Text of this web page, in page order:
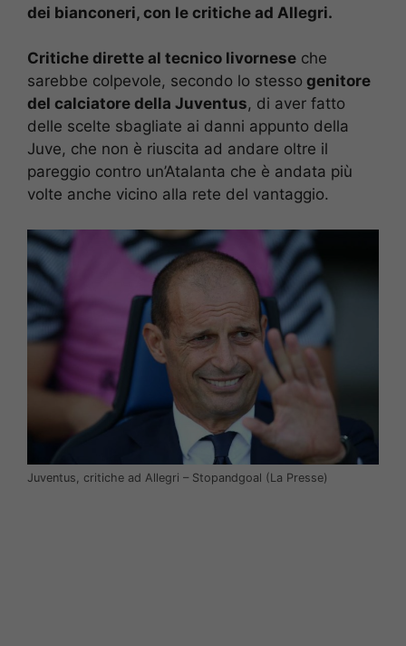
dei bianconeri, con le critiche ad Allegri.
Critiche dirette al tecnico livornese che
sarebbe colpevole, secondo lo stesso genitore
del calciatore della Juventus, di aver fatto
delle scelte sbagliate ai danni appunto della
Juve, che non è riuscita ad andare oltre il
pareggio contro un’Atalanta che è andata più
volte anche vicino alla rete del vantaggio.
Juventus, critiche ad Allegri – Stopandgoal (La Presse)